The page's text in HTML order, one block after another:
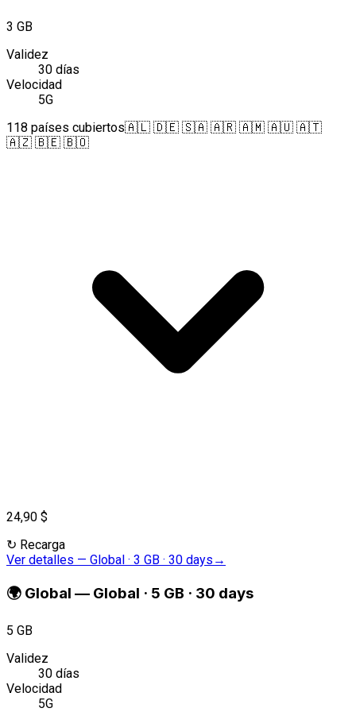
3 GB
Validez
30 días
Velocidad
5G
118 países cubiertos🇦🇱 🇩🇪 🇸🇦 🇦🇷 🇦🇲 🇦🇺 🇦🇹
🇦🇿 🇧🇪 🇧🇴
24,90 $
↻ Recarga
Ver detalles — Global · 3 GB · 30 days →
🌍 Global — Global · 5 GB · 30 days
5 GB
Validez
30 días
Velocidad
5G